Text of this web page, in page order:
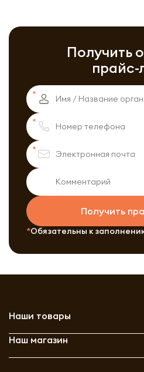
Получить
прайс-
Получить
Обязательны к
Наши товары
Наш магазин